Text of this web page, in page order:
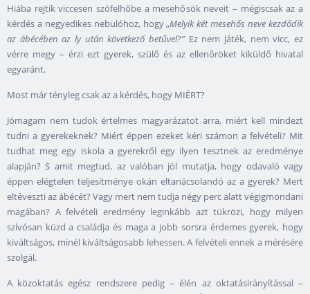
Hiába rejtik viccesen szófelhőbe a mesehősök neveit – mégiscsak az a
kérdés a negyedikes nebulóhoz, hogy „Melyik két mesehős neve kezdődik
az ábécében az ly után következő betűvel?”Ez nem játék, nem vicc, ez
vérre megy – érzi ezt gyerek, szülő és az ellenőröket kiküldő hivatal
egyaránt.
Most már tényleg csak az a kérdés, hogy MIÉRT?
Jómagam nem tudok értelmes magyarázatot arra, miért kell mindezt
tudni a gyerekeknek? Miért éppen ezeket kéri számon a felvételi? Mit
tudhat meg egy iskola a gyerekről egy ilyen tesztnek az eredménye
alapján? S amit megtud, az valóban jól mutatja, hogy odavaló vagy
éppen elégtelen teljesítménye okán eltanácsolandó az a gyerek? Mert
eltéveszti az ábécét? Vagy mert nem tudja négy perc alatt végigmondani
magában? A felvételi eredmény leginkább azt tükrözi, hogy milyen
szívósan küzd a családja és maga a jobb sorsra érdemes gyerek, hogy
kiváltságos, minél kiváltságosabb lehessen. A felvételi ennek a mérésére
szolgál.
A közoktatás egész rendszere pedig – élén az oktatásirányítással –